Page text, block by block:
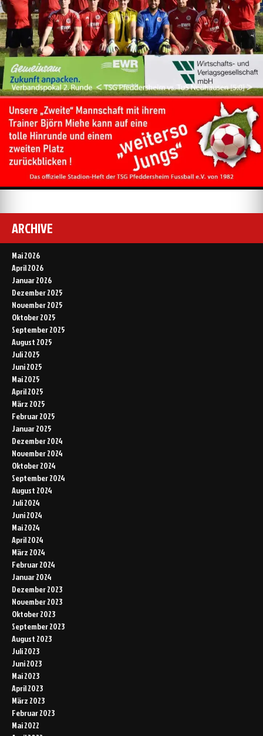
ARCHIVE
Mai 2026
April 2026
Januar 2026
Dezember 2025
November 2025
Oktober 2025
September 2025
August 2025
Juli 2025
Juni 2025
Mai 2025
April 2025
März 2025
Februar 2025
Januar 2025
Dezember 2024
November 2024
Oktober 2024
September 2024
August 2024
Juli 2024
Juni 2024
Mai 2024
April 2024
März 2024
Februar 2024
Januar 2024
Dezember 2023
November 2023
Oktober 2023
September 2023
August 2023
Juli 2023
Juni 2023
Mai 2023
April 2023
März 2023
Februar 2023
Mai 2022